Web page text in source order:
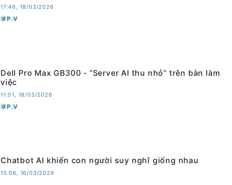
17:46, 18/03/2026
P.V
Dell Pro Max GB300 - “Server AI thu nhỏ” trên bàn làm
việc
11:51, 18/03/2026
P.V
Chatbot AI khiến con người suy nghĩ giống nhau
15:06, 16/03/2026